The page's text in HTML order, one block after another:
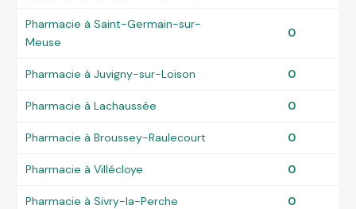
Pharmacie à Saint-Germain-sur-
Meuse
0
Pharmacie à Juvigny-sur-Loison 0
Pharmacie à Lachaussée 0
Pharmacie à Broussey-Raulecourt 0
Pharmacie à Villécloye 0
Pharmacie à Sivry-la-Perche 0